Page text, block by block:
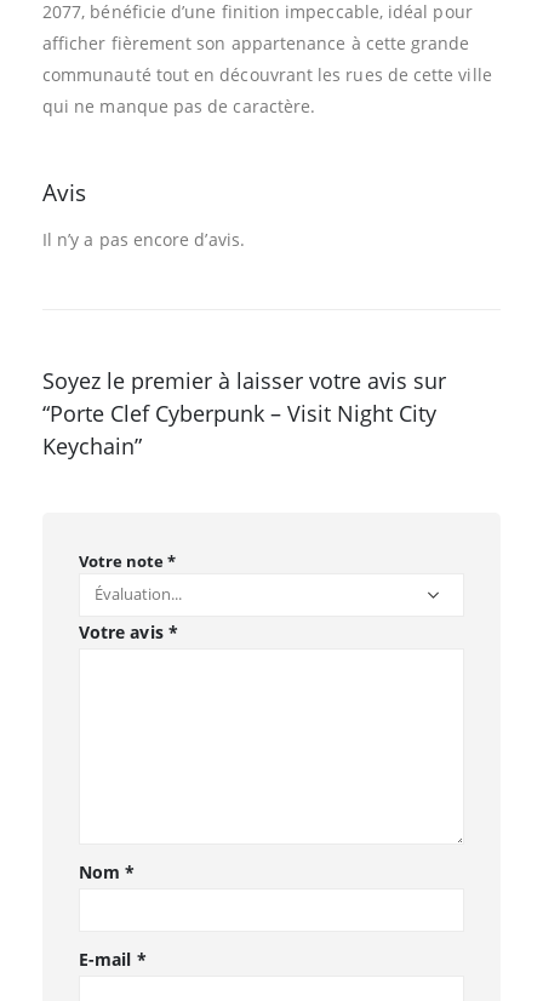
2077, bénéficie d’une finition impeccable, idéal pour
afficher fièrement son appartenance à cette grande
communauté tout en découvrant les rues de cette ville
qui ne manque pas de caractère.
Avis
Il n’y a pas encore d’avis.
Soyez le premier à laisser votre avis sur
“Porte Clef Cyberpunk – Visit Night City
Keychain”
Votre note*
Votre avis *
Nom*
E-mail *